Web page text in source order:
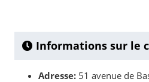
Informations sur le
Adresse: 51 avenue de